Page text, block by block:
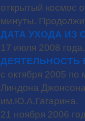
открытый космос
минуты.
ДАТА УХОДА ИЗ
17 июля 2008 года.
ДЕЯТЕЛЬНОСТЬ
с октября 2005
Линдона
им.Ю.А.Гагарина.
21 ноября 2006